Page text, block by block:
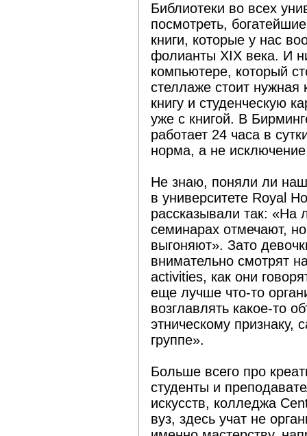
Библиотеки во всех
посмотреть,
книги, которые у нас
фолианты XIX века. И
компьютере, который
стеллаже стоит нужная
книгу и студенческую
уже с книгой. В
работает 24 часа в
норма, а не
Не знаю, поняли ли
в университете Royal
рассказывали так: «На
семинарах отмечают,
выгоняют». Зато
внимательно смотрят
activities, как они
еще лучше что-то
возглавлять какое-то
этническому признаку,
группе».
Больше всего про
студенты и
искусств, колледжа
вуз, здесь учат не